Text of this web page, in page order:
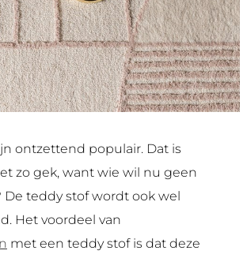
ontzettend populair. Dat is
zo gek, want wie wil nu geen
De teddy stof wordt ook wel
Het voordeel van
met een teddy stof is dat deze